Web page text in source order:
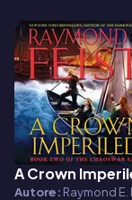
Audiolibro
A Crown
Autore: Raymond E.